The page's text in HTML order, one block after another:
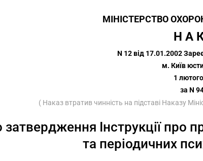
МІНІСТЕРСТВО
Н А
N 12 від 17.01.2002
м. Київ
1
за N
( Наказ втратив чинність на підставі Наказу
затвердження Інструкції про
та періодичних